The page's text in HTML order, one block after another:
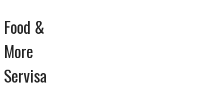
Food &
More
Servisa